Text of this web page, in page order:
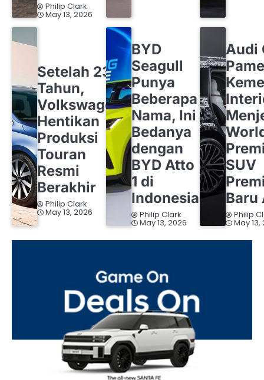
Philip Clark
May 13, 2026
Setelah 23
Tahun,
Volkswagen
Hentikan
Produksi
Touran
Resmi
Berakhir
Philip Clark
May 13, 2026
BYD
Seagull
Punya
Beberapa
Nama, Ini
Bedanya
dengan
BYD Atto
1 di
Indonesia
Philip Clark
May 13, 2026
Audi
SUV
Baru
Philip
May 13,